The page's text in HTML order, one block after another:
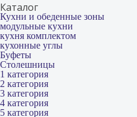
Каталог
Кухни и обеденные зоны
модульные кухни
кухня комплектом
кухонные углы
Буфеты
Столешницы
1 категория
2 категория
3 категория
4 категория
5 категория